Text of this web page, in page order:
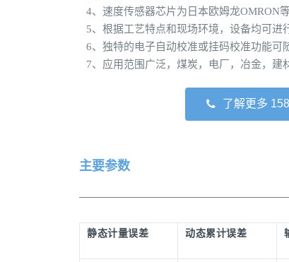
4、速度传感器芯片为日本欧姆龙OMRON
5、根据工艺特点和现场环境，设备均可进
6、独特的电子自动校准或挂码校准功能可
7、应用范围广泛，煤炭，电厂，冶金，建
了解更多
主要参数
静态计量误差 动态累计误差